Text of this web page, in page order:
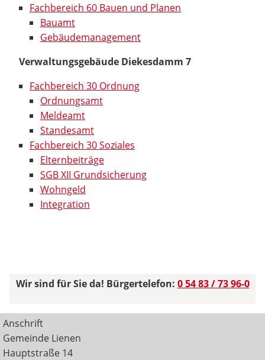
Fachbereich 60 Bauen und Planen
Bauamt
Gebäudemanagement
Verwaltungsgebäude Diekesdamm 7
Fachbereich 30 Ordnung
Ordnungsamt
Meldeamt
Standesamt
Fachbereich 30 Soziales
Elternbeiträge
SGB XII Grundsicherung
Wohngeld
Integration
Wir sind für Sie da! Bürgertelefon: 0 54 83 / 73 96-0
Anschrift
Gemeinde Lienen
Hauptstraße 14